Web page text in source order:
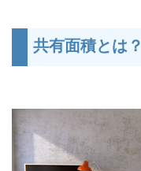
共有面積とは？